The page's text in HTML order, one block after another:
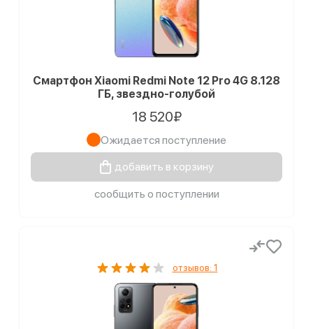
Смартфон Xiaomi Redmi Note 12 Pro 4G 8.128
ГБ, звездно-голубой
18 520₽
Ожидается поступление
добавить в корзину
сообщить о поступлении
отзывов: 1